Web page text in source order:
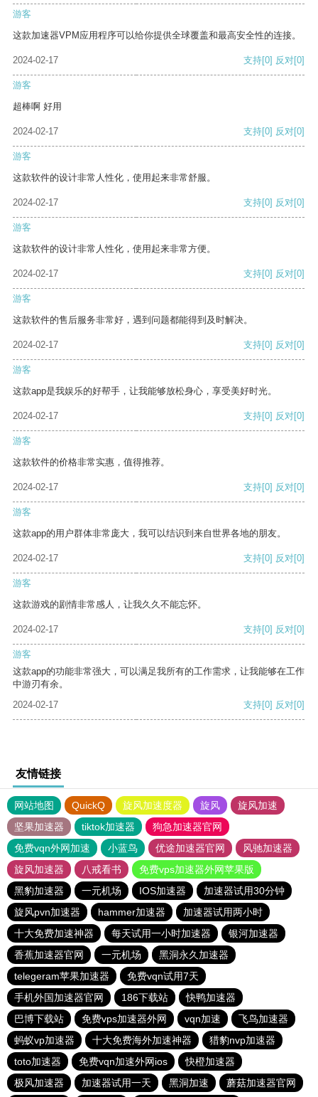
游客
这款加速器VPM应用程序可以给你提供全球覆盖和最高安全性的连接。
2024-02-17 支持[0] 反对[0]
游客
超棒啊 好用
2024-02-17 支持[0] 反对[0]
游客
这款软件的设计非常人性化，使用起来非常舒服。
2024-02-17 支持[0] 反对[0]
游客
这款软件的设计非常人性化，使用起来非常方便。
2024-02-17 支持[0] 反对[0]
游客
这款软件的售后服务非常好，遇到问题都能得到及时解决。
2024-02-17 支持[0] 反对[0]
游客
这款app是我娱乐的好帮手，让我能够放松身心，享受美好时光。
2024-02-17 支持[0] 反对[0]
游客
这款软件的价格非常实惠，值得推荐。
2024-02-17 支持[0] 反对[0]
游客
这款app的用户群体非常庞大，我可以结识到来自世界各地的朋友。
2024-02-17 支持[0] 反对[0]
游客
这款游戏的剧情非常感人，让我久久不能忘怀。
2024-02-17 支持[0] 反对[0]
游客
这款app的功能非常强大，可以满足我所有的工作需求，让我能够在工作
中游刃有余。
2024-02-17
支持[0] 反对[0]
友情链接
网站地图 QuickQ 旋风加速度器 旋风
旋风加速
坚果加速器
tiktok加速器
狗急加速器官网
免费vqn外网加速
小蓝鸟 优途加速器官网
风驰加速器
旋风加速器
八戒看书
免费vps加速器外网苹果版
黑豹加速器
一元机场 IOS加速器
加速器试用30分钟
旋风pvn加速器
hammer加速器
加速器试用两小时
十大免费加速神器
每天试用一小时加速器
银河加速器
香蕉加速器官网
一元机场
黑洞永久加速器
telegeram苹果加速器
免费vqn试用7天
手机外国加速器官网
186下载站
快鸭加速器
巴博下载站
免费vps加速器外网 vqn加速
飞鸟加速器
蚂蚁vp加速器
十大免费海外加速神器
猎豹nvp加速器
toto加速器
免费vqn加速外网ios
快橙加速器
极风加速器
加速器试用一天 黑洞加速 蘑菇加速器官网